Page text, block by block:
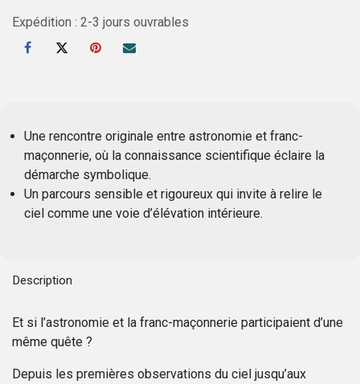
Expédition : 2-3 jours ouvrables
Une rencontre originale entre astronomie et franc-
maçonnerie, où la connaissance scientifique éclaire la
démarche symbolique.
Un parcours sensible et rigoureux qui invite à relire le
ciel comme une voie d’élévation intérieure.
Description
Et si l’astronomie et la franc-maçonnerie participaient d’une
même quête ?
Depuis les premières observations du ciel jusqu’aux